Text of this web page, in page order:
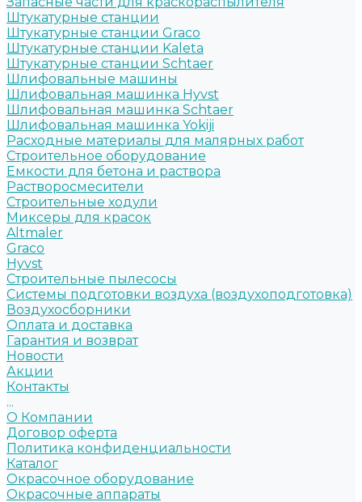
Штукатурные станции
Штукатурные станции Graco
Штукатурные станции Kaleta
Штукатурные станции Schtaer
Шлифовальные машины
Шлифовальная машинка Hyvst
Шлифовальная машинка Schtaer
Шлифовальная машинка Yokiji
Расходные материалы для малярных работ
Строительное оборудование
Емкости для бетона и раствора
Растворосмесители
Строительные ходули
Миксеры для красок
Altmaler
Graco
Hyvst
Строительные пылесосы
Системы подготовки воздуха (воздухоподготовка)
Воздухосборники
Оплата и доставка
Гарантия и возврат
Новости
Акции
Контакты
...
О Компании
Договор оферта
Политика конфиденциальности
Каталог
Окрасочное оборудование
Окрасочные аппараты